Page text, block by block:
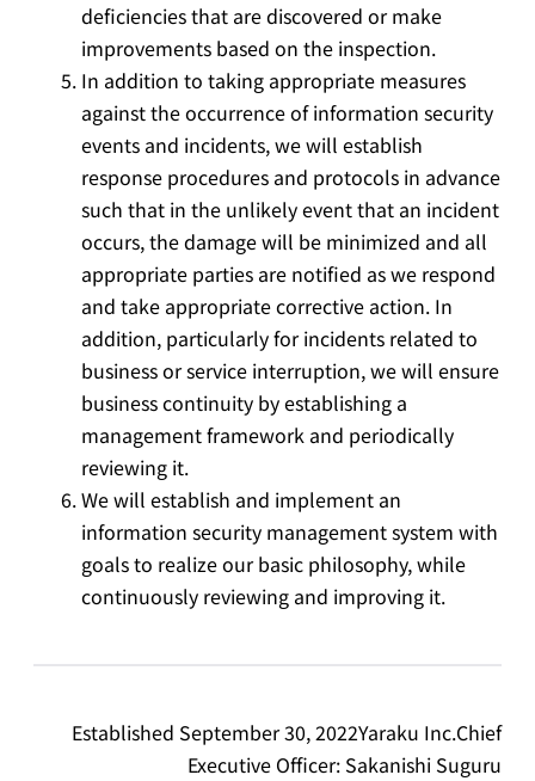
deficiencies that are discovered or make
improvements based on the inspection.
In addition to taking appropriate measures
against the occurrence of information security
events and incidents, we will establish
response procedures and protocols in advance
such that in the unlikely event that an incident
occurs, the damage will be minimized and all
appropriate parties are notified as we respond
and take appropriate corrective action. In
addition, particularly for incidents related to
business or service interruption, we will ensure
business continuity by establishing a
management framework and periodically
reviewing it.
We will establish and implement an
information security management system with
goals to realize our basic philosophy, while
continuously reviewing and improving it.
Established September 30, 2022Yaraku Inc.Chief
Executive Officer: Sakanishi Suguru